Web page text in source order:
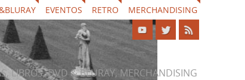
EVENTOS RETRO MERCHANDISING
LIBROS, DVD & BLURAY, MERCHANDISING